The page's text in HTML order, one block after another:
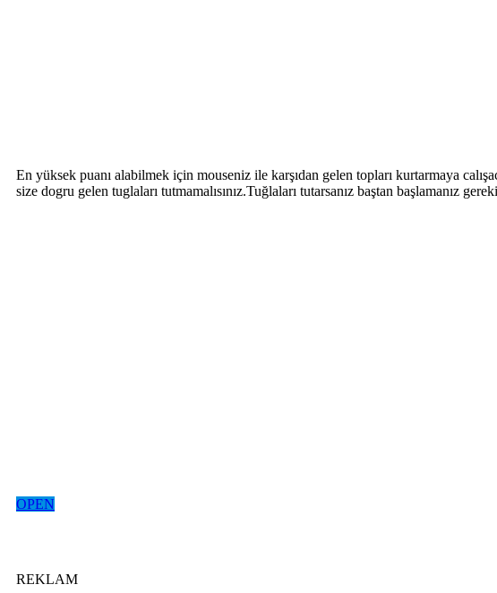
En yüksek puanı alabilmek için mouseniz ile karşıdan gelen topları kurtarmaya
size dogru gelen tuglaları tutmamalısınız.Tuğlaları tutarsanız baştan başlamanız
OPEN
REKLAM